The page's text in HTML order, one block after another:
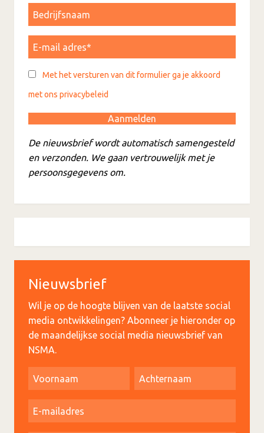
Met het versturen van dit formulier ga je akkoord
met ons privacybeleid
De nieuwsbrief wordt automatisch samengesteld
en verzonden. We gaan vertrouwelijk met je
persoonsgegevens om.
Nieuwsbrief
Wil je op de hoogte blijven van de laatste social
media ontwikkelingen? Abonneer je hieronder op
de maandelijkse social media nieuwsbrief van
NSMA.